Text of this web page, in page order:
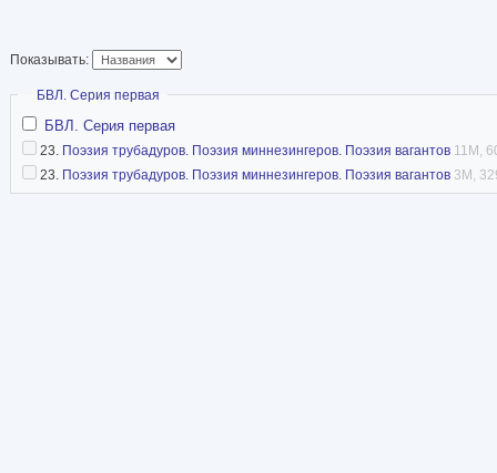
Показывать:
Скрыть
БВЛ. Серия первая
БВЛ. Серия первая
23. Поэзия трубадуров. Поэзия миннезингеров. Поэзия вагантов 11M,
23. Поэзия трубадуров. Поэзия миннезингеров. Поэзия вагантов 3M,